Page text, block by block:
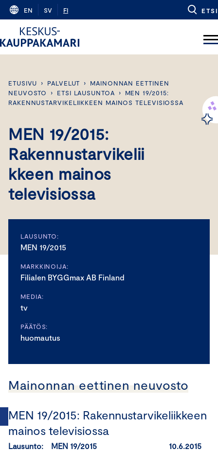
Skip
content
EN SV FI ETSI
ETUSIVU › PALVELUT ›
MAINONNAN EETTINEN
NEUVOSTO
› ETSI LAUSUNTOA ›
MEN 19/2015:
RAKENNUSTARVIKELIIKKEEN MAINOS TELEVISIOSSA
MEN 19/2015:
Rakennustarvikelii
kkeen mainos
televisiossa
LAUSUNTO:
MEN 19/2015
MARKKINOIJA:
Filialen BYGGmax AB Finland
MEDIA:
tv
PÄÄTÖS:
huomautus
Mainonnan eettinen neuvosto
MEN 19/2015: Rakennustarvikeliikkeen
mainos televisiossa
Lausunto: MEN 19/2015 10.6.2015